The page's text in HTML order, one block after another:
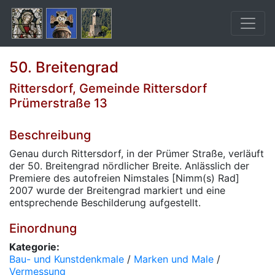
50. Breitengrad
Rittersdorf, Gemeinde Rittersdorf
Prümerstraße 13
Beschreibung
Genau durch Rittersdorf, in der Prümer Straße, verläuft
der 50. Breitengrad nördlicher Breite. Anlässlich der
Premiere des autofreien Nimstales [Nimm(s) Rad]
2007 wurde der Breitengrad markiert und eine
entsprechende Beschilderung aufgestellt.
Einordnung
Kategorie:
Bau- und Kunstdenkmale / Marken und Male /
Vermessung